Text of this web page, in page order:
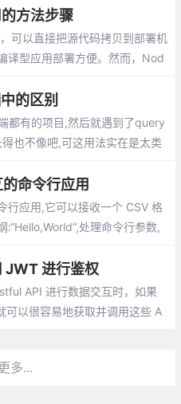
方法步骤
可以直接把源代码拷贝到部署机
译型应用部署方便。然而，Nod
的区别
都有的项目,然后就遇到了query
也不像吧,可这用法实在是太类
命令行应用
行应用,它可以接收一个 CSV 格
处理命令行参数,
JWT 进行鉴权
API 进行数据交互时，如果
可以很容易地获取并调用这些 A
多...